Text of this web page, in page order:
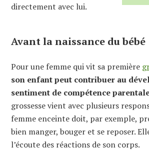
directement avec lui.
Avant la naissance du bébé
Pour une femme qui vit sa première
son enfant peut contribuer au
sentiment de compétence
grossesse vient avec plusieurs
femme enceinte doit, par exemple,
bien manger, bouger et se reposer.
l’écoute des réactions de son corps.